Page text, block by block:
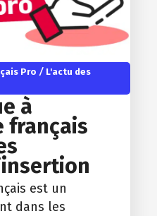
Pro / L'actu des
à
français
est un
dans les